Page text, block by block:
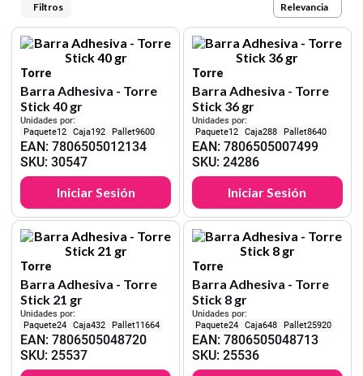
Relevancia
Torre
Barra Adhesiva - Torre
Stick 40 gr
Unidades por:
12
192 9600
EAN:7806505012134
SKU:30547
Iniciar Sesión
Torre
Barra Adhesiva - Torre
Stick 36 gr
Unidades por:
12
288 8640
EAN: 7806505007499
SKU: 24286
Iniciar Sesión
Torre
Barra Adhesiva - Torre
Stick 21 gr
Unidades por:
24
432 11664
EAN:7806505048720
SKU:25537
Torre
Barra Adhesiva - Torre
Stick 8 gr
Unidades por:
24
648 25920
EAN: 7806505048713
SKU: 25536
10. lapiz